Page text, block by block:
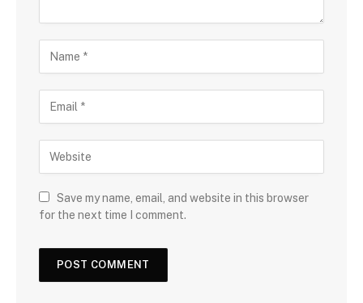
Save my name, email, and website in this browser
for the next time I comment.